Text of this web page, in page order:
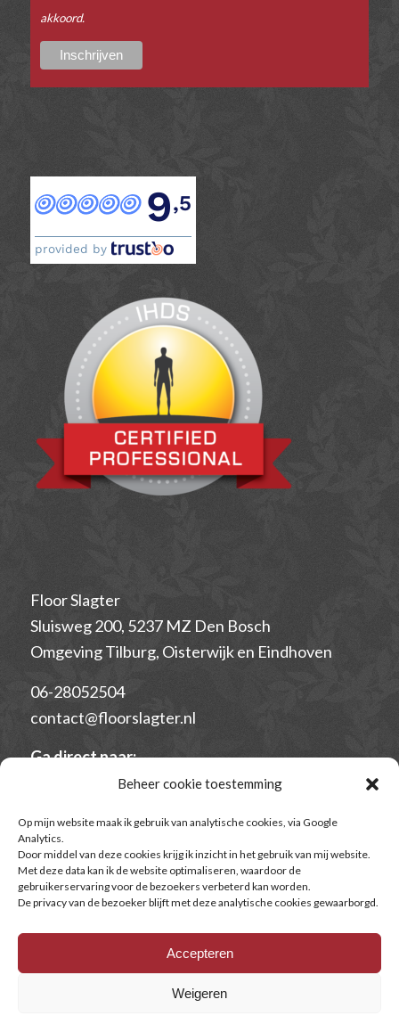
Beheer cookie toestemming
Op mijn website maak ik gebruik van analytische cookies, via Google
Analytics.
Door middel van deze cookies krijg ik inzicht in het gebruik van mij website.
Met deze data kan ik de website optimaliseren, waardoor de
gebruikerservaring voor de bezoekers verbeterd kan worden.
De privacy van de bezoeker blijft met deze analytische cookies gewaarborgd.
Accepteren
Weigeren
akkoord.
9,5
provided by
Floor Slagter
Sluisweg 200, 5237 MZ Den Bosch
Omgeving Tilburg, Oisterwijk en Eindhoven
06-28052504
contact@floorslagter.nl
Ga direct naar:
Algemene Voorwaarden voor opleidingen en
– Algemene voorwaarden voor individuele
begeleiding
– Begeleidingsovereenkomst
– Privacyverklaring
– Klachtenregeling